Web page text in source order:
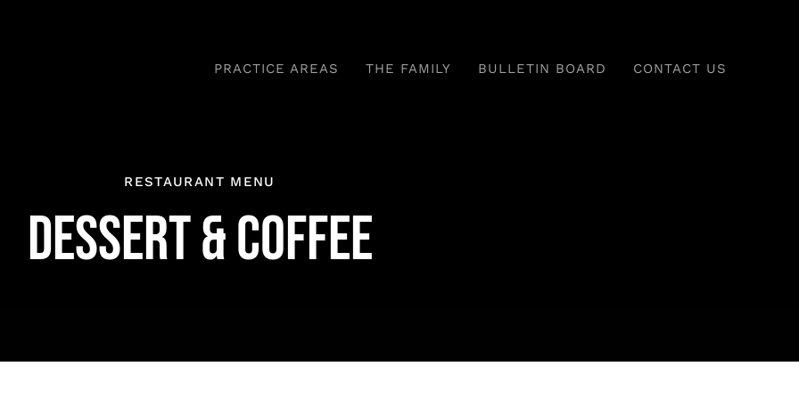
PRACTICE AREAS THE FAMILY BULLETIN BOARD CONTACT US
RESTAURANT MENU
DESSERT & COFFEE